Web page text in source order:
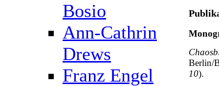
Bosio
Ann-Cathrin
Drews
Franz Engel
Berlin/
10).